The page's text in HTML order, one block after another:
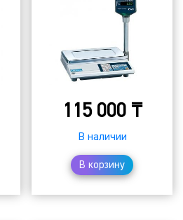
115 000 ₸
В наличии
В корзину